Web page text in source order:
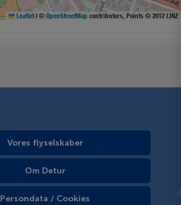
Leaflet | © OpenStreetMap contributors, Points © 2012 LINZ
Vores flyselskaber
Om Detur
Persondata / Cookies